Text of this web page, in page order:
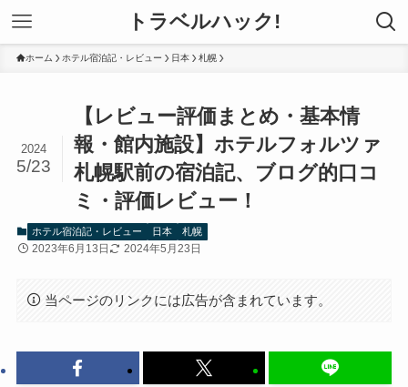
トラベルハック!
ホーム ホテル宿泊記・レビュー 日本 札幌
【レビュー評価まとめ・基本情
報・館内施設】ホテルフォルツァ
札幌駅前の宿泊記、ブログ的口コ
ミ・評価レビュー！
2024
5/23
ホテル宿泊記・レビュー 日本 札幌
2023年6月13日 2024年5月23日
当ページのリンクには広告が含まれています。